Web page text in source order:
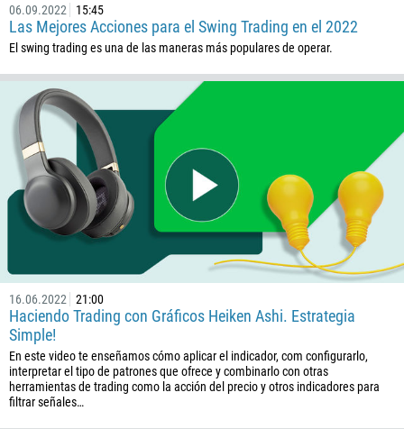
06.09.2022 15:45
Las Mejores Acciones para el Swing Trading en el 2022
El swing trading es una de las maneras más populares de operar.
16.06.2022 21:00
Haciendo Trading con Gráficos Heiken Ashi. Estrategia
Simple!
En este video te enseñamos cómo aplicar el indicador, com configurarlo,
interpretar el tipo de patrones que ofrece y combinarlo con otras
herramientas de trading como la acción del precio y otros indicadores para
filtrar señales…
Callback
Número telefónico
1
93
355
1684
376
Programar una llamada
00:00 — 23:00
Ingresa tu email